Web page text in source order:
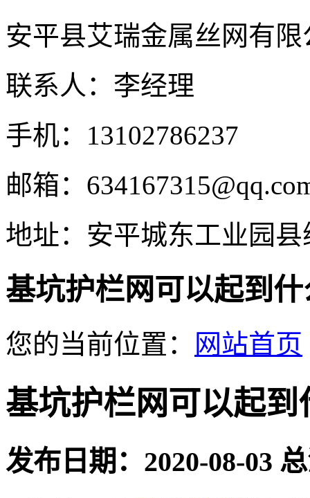
安平县艾瑞金属丝网有限
联系人：李经理
手机：13102786237
邮箱：
地址：安平城东工业园县
基坑护栏网可以起到
您的当前位置： 网站首页
基坑护栏网可以起到
发布日期：2020-08-03